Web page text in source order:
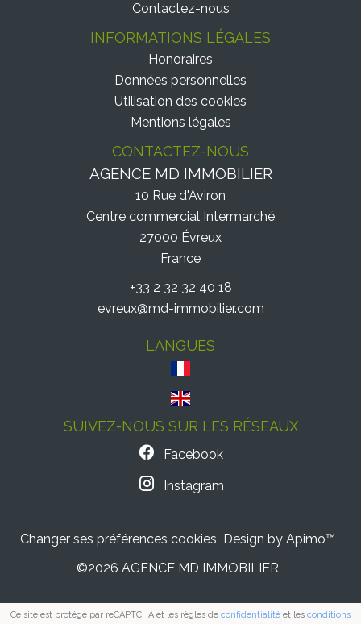
Contactez-nous
INFORMATIONS LÉGALES
Honoraires
Données personnelles
Utilisation des cookies
Mentions légales
CONTACTEZ-NOUS
AGENCE MD IMMOBILIER
10 Rue d'Aviron
Centre commercial Intermarché
27000 Évreux
France
+33 2 32 32 40 18
evreux@md-immobilier.com
LANGUES
SUIVEZ-NOUS SUR LES RÉSEAUX
Facebook
Instagram
Changer ses préférences cookies Design by Apimo™
©2026 AGENCE MD IMMOBILIER
Ce site est protégé par reCAPTCHA et les règles de confidentialité et les conditions